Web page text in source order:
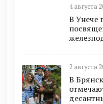
4 августа
В Унече
2 августа
В